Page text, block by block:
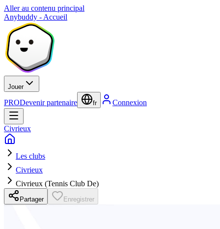
Aller au contenu principal
Anybuddy - Accueil
Jouer
PRODevenir partenaire fr Connexion
Civrieux
Les clubs
Civrieux
Civrieux (Tennis Club De)
Partager Enregistrer